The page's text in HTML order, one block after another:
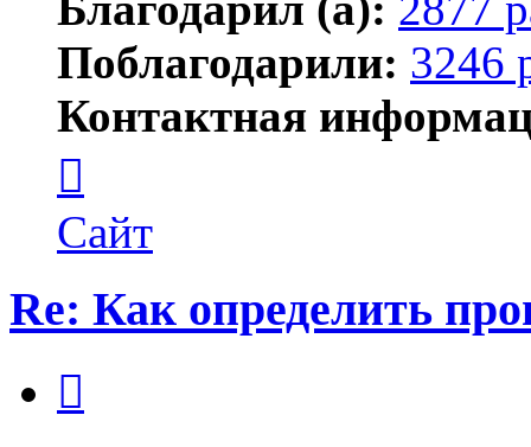
Поблагодарили: 3246
Контактная
пользователя
Maks42
Сайт
Re: Как определить